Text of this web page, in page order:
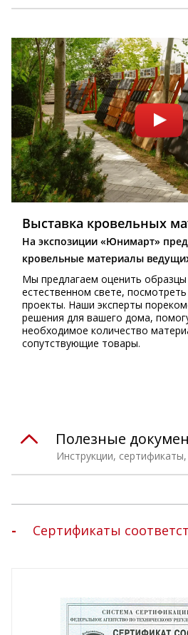
Выставка кровельных
На экспозиции «Юнимарт»
кровельные материалы
Мы предлагаем оценить
естественном свете,
проекты. Наши эксперты
решения для вашего дома,
необходимое количество
сопутствующие товары.
Инструкции,
Полезные
Сертификаты